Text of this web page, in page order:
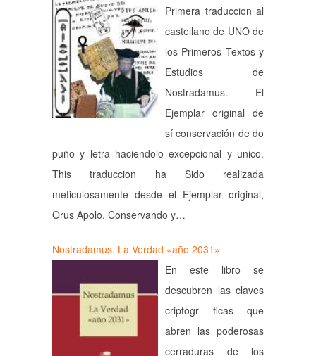
Primera traduccion al
castellano de UNO de
los Primeros Textos y
Estudios de
Nostradamus. El
Ejemplar original de
sí conservación de do
puño y letra haciendolo excepcional y unico.
This traduccion ha Sido realizada
meticulosamente desde el Ejemplar original,
Orus Apolo, Conservando y…
Nostradamus. La Verdad «año 2031»
En este libro se
descubren las claves
criptogr ficas que
abren las poderosas
cerraduras de los